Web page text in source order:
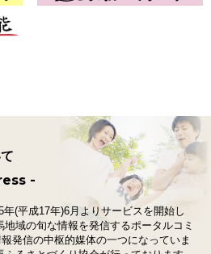
-
(平成17年)6月よりサービスを開始し
地域の旬な情報を発信するポータルコミ
発信の中枢的媒体の一つになっていま